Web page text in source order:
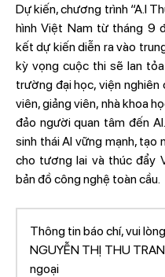
Dự kiến, chương trình “A.I
hình Việt Nam từ tháng 9
kết dự kiến diễn ra vào
kỳ vọng cuộc thi sẽ lan
trường đại học, viện nghiên
viên, giảng viên, nhà khoa
đảo người quan tâm đến
sinh thái AI vững mạnh, tạo
cho tương lai và thúc đẩy
bản đồ công nghệ toàn cầu.
Thông tin báo chí, vui
NGUYỄN THỊ THU
ngoại